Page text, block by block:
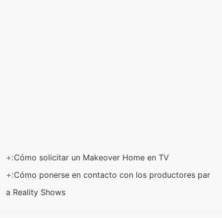
+:Cómo solicitar un Makeover Home en TV
+:Cómo ponerse en contacto con los productores par
a Reality Shows